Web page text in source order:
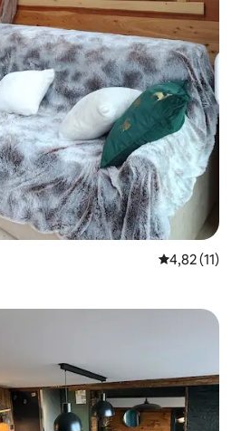
4,82 (11)